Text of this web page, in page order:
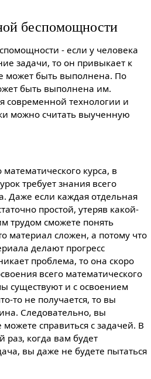
беспомощности
- если у человека
задачи, то он привыкает к
может быть выполнена. По
быть выполнена им.
современной технологии и
можно считать выученную
курса, в
требует знания всего
Даже если каждая отдельная
простой, утеряв какой-
трудом сможете понять
материал сложен, а потому что
делают прогресс
проблема, то она скоро
всего математического
существуют и с освоением
то не получается, то вы
Следовательно, вы
можете справиться с задачей. В
раз, когда вам будет
вы даже не будете пытаться